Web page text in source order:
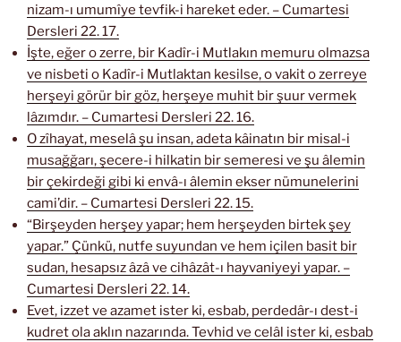
nizam-ı umumîye tevfik-i hareket eder. – Cumartesi
Dersleri 22. 17.
İşte, eğer o zerre, bir Kadîr-i Mutlakın memuru olmazsa
ve nisbeti o Kadîr-i Mutlaktan kesilse, o vakit o zerreye
herşeyi görür bir göz, herşeye muhit bir şuur vermek
lâzımdır. – Cumartesi Dersleri 22. 16.
O zîhayat, meselâ şu insan, adeta kâinatın bir misal-i
musağğarı, şecere-i hilkatin bir semeresi ve şu âlemin
bir çekirdeği gibi ki envâ-ı âlemin ekser nümunelerini
cami’dir. – Cumartesi Dersleri 22. 15.
“Birşeyden herşey yapar; hem herşeyden birtek şey
yapar.” Çünkü, nutfe suyundan ve hem içilen basit bir
sudan, hesapsız âzâ ve cihâzât-ı hayvaniyeyi yapar. –
Cumartesi Dersleri 22. 14.
Evet, izzet ve azamet ister ki, esbab, perdedâr-ı dest-i
kudret ola aklın nazarında. Tevhid ve celâl ister ki, esbab